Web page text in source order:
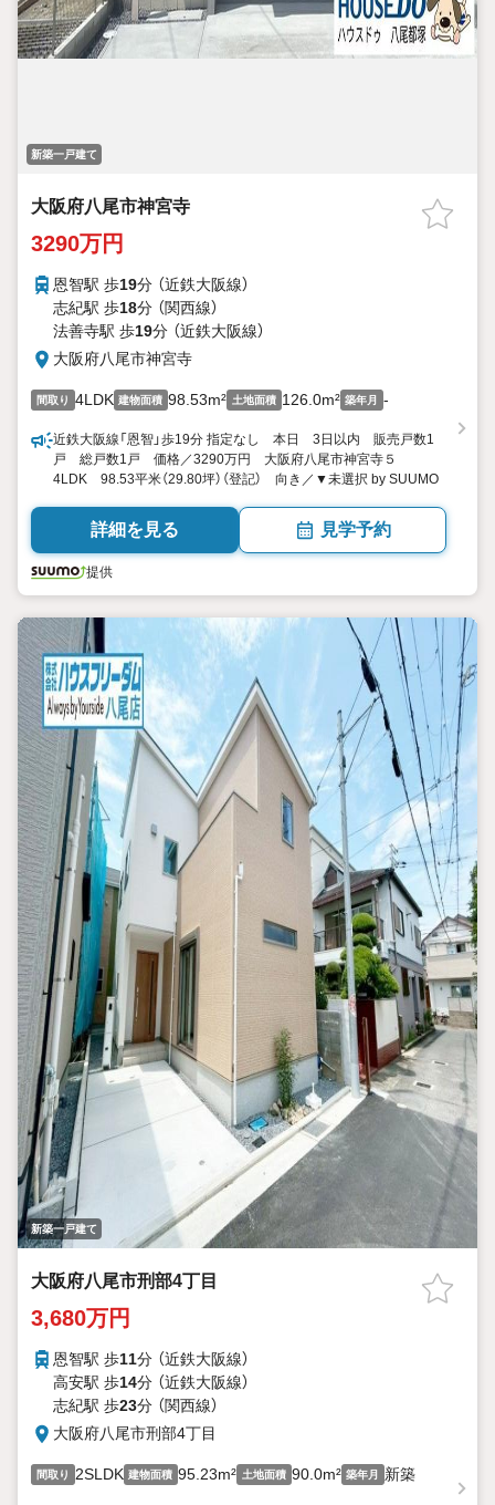
新築一戸建て
大阪府八尾市神宮寺
3290万円
恩智駅 歩19分 （近鉄大阪線）
志紀駅 歩18分 （関西線）
法善寺駅 歩19分 （近鉄大阪線）
大阪府八尾市神宮寺
間取り 4LDK 建物面積 98.53m² 土地面積 126.0m² 築年月 -
近鉄大阪線「恩智」歩19分 指定なし 本日 3日以内 販売戸数1
戸 総戸数1戸 価格／3290万円 大阪府八尾市神宮寺５
4LDK 98.53平米（29.80坪）（登記） 向き／▼未選択 by SUUMO
詳細を見る 見学予約
提供
新築一戸建て
大阪府八尾市刑部4丁目
3,680万円
恩智駅 歩11分 （近鉄大阪線）
高安駅 歩14分 （近鉄大阪線）
志紀駅 歩23分 （関西線）
大阪府八尾市刑部4丁目
間取り 2SLDK 建物面積 95.23m² 土地面積 90.0m² 築年月 新築